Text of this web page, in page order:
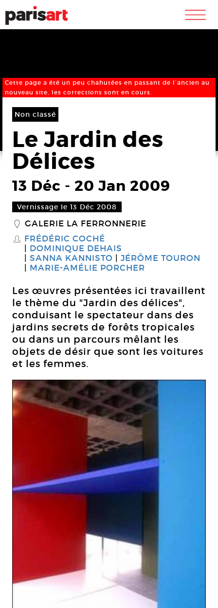
m
Cette page a été un peu chahutées en passant de l’ancien au
nouveau site, les corrections sont en cours.
Non classé
Le Jardin des
Délices
13 Déc - 20 Jan 2009
Vernissage le 13 Déc 2008
_ GALERIE LA FERRONNERIE
S FRÉDÉRIC COCHÉ
DOMINIQUE DEHAIS
SANNA KANNISTO
JÉRÔME TOURON
MARIE-AMÉLIE PORCHER
Les œuvres présentées ici travaillent
le thème du "Jardin des délices",
conduisant le spectateur dans des
jardins secrets de forêts tropicales
ou dans un parcours mêlant les
objets de désir que sont les voitures
et les femmes.